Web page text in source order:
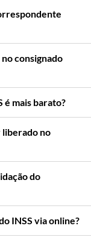
consignado
é mais barato?
liberado no
do
INSS via online?